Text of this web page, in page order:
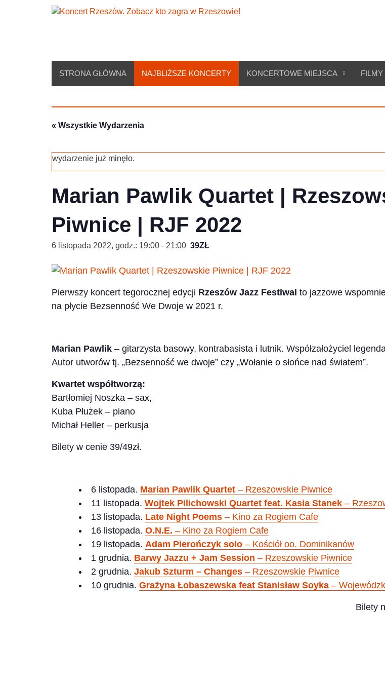
STRONA GŁÓWNA NAJBLIŻSZE KONCERTY KONCERTOWE MIEJSCA FILMY
« Wszystkie Wydarzenia
wydarzenie już minęło.
Marian Pawlik Quartet |
Piwnice | RJF 2022
6 listopada 2022, godz.: 19:00 - 21:00 39ZŁ
Pierwszy koncert tegorocznej edycji Rzeszów Jazz Festiwal to jazzowe
na płycie Bezsenność We Dwoje w 2021 r.
Marian Pawlik – gitarzysta basowy, kontrabasista i lutnik. Współzałożyciel
Autor utworów tj. „Bezsenność we dwoje” czy „Wołanie o słońce nad światem”.
Kwartet współtworzą:
Bartłomiej Noszka – sax,
Kuba Płużek – piano
Michał Heller – perkusja
Bilety w cenie 39/49zł.
6 listopada. Marian Pawlik Quartet – Rzeszowskie Piwnice
11 listopada. Wojtek Pilichowski Quartet feat. Kasia Stanek –
13 listopada. Late Night Poems – Kino za Rogiem Cafe
16 listopada. O.N.E. – Kino za Rogiem Cafe
19 listopada. Adam Pierończyk solo – Kościół oo. Dominikanów
1 grudnia. Barwy Jazzu + Jam Session – Rzeszowskie Piwnice
2 grudnia. Jakub Szturm – Changes – Rzeszowskie Piwnice
10 grudnia. Grażyna Łobaszewska feat Stanisław Soyka –
Bilety